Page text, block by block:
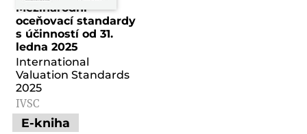
Mezinárodní
oceňovací standardy
s účinností od 31.
ledna 2025
International
Valuation Standards
2025
IVSC
E-kniha